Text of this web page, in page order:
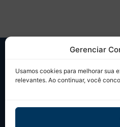
Gerenciar
Usamos cookies para melhorar sua
relevantes. Ao continuar, você